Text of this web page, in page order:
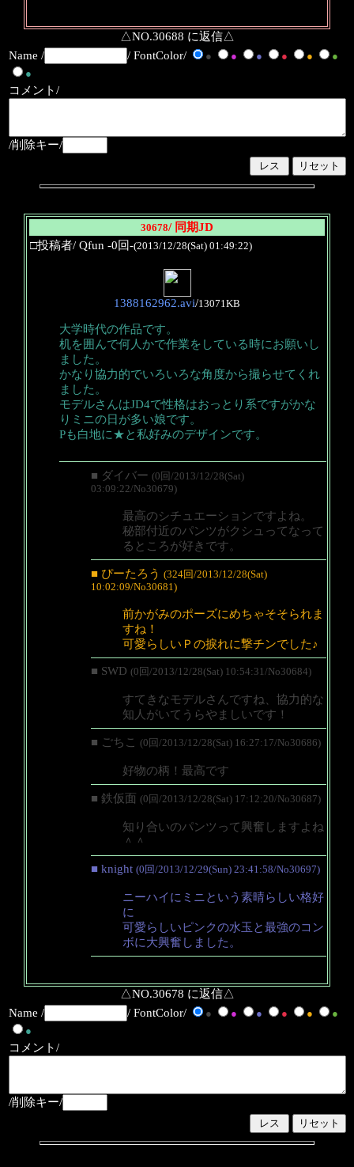
△NO.30688 に返信△
Name /
/ FontColor/ ● ● ● ● ●
●
●
コメント/
/削除キー/
30678/ 同期JD
□投稿者/ Qfun -0回-(2013/12/28(Sat) 01:49:22)
1388162962.avi/13071KB
大学時代の作品です。
机を囲んで何人かで作業をしている時にお願いし
ました。
かなり協力的でいろいろな角度から撮らせてくれ
ました。
モデルさんはJD4で性格はおっとり系ですがかな
りミニの日が多い娘です。
Pも白地に★と私好みのデザインです。
■ ダイバー (0回/2013/12/28(Sat)
03:09:22/No30679)
最高のシチュエーションですよね。
秘部付近のパンツがクシュってなって
るところが好きです。
■ ぴーたろう (324回/2013/12/28(Sat)
10:02:09/No30681)
前かがみのポーズにめちゃそそられま
すね！
可愛らしいＰの捩れに撃チンでした♪
■ SWD (0回/2013/12/28(Sat) 10:54:31/No30684)
すてきなモデルさんですね、協力的な
知人がいてうらやましいです！
■ ごちこ (0回/2013/12/28(Sat) 16:27:17/No30686)
好物の柄！最高です
■ 鉄仮面 (0回/2013/12/28(Sat) 17:12:20/No30687)
知り合いのパンツって興奮しますよね
＾＾
■ knight (0回/2013/12/29(Sun) 23:41:58/No30697)
ニーハイにミニという素晴らしい格好
に
可愛らしいピンクの水玉と最強のコン
ボに大興奮しました。
△NO.30678 に返信△
Name /
/ FontColor/ ● ● ● ● ●
●
●
コメント/
/削除キー/